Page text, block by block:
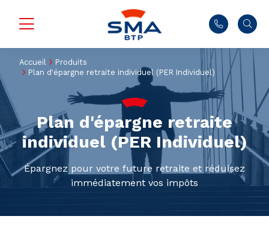
Accueil
Produits
Plan d'épargne retraite individuel (PER Individuel)
Plan d'épargne retraite
individuel (PER Individuel)
Épargnez pour votre future retraite et réduisez
immédiatement vos impôts